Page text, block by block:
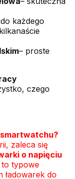
do każdego
– proste
czego
smartwatchu?
zaleca się
o napięciu
to typowe
ładowarek do